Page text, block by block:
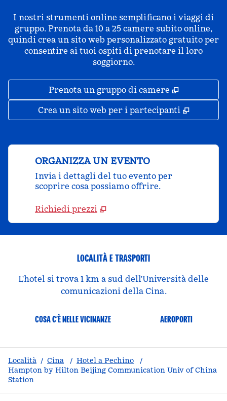
I nostri strumenti online semplificano i viaggi di
gruppo. Prenota da 10 a 25 camere subito online,
quindi crea un sito web personalizzato gratuito per
consentire ai tuoi ospiti di prenotare il loro
soggiorno.
Prenota un gruppo di camere ,
Crea un sito web per i partecipanti ,
ORGANIZZA UN EVENTO
Invia i dettagli del tuo evento per
scoprire cosa possiamo offrire.
Richiedi prezzi
LOCALITÀ E TRASPORTI
L'hotel si trova 1 km a sud dell'Università delle
comunicazioni della Cina.
COSA C’È NELLE VICINANZE AEROPORTI
Località / Cina / Hotel a Pechino
/
Hampton by Hilton Beijing Communication Univ of China
Station